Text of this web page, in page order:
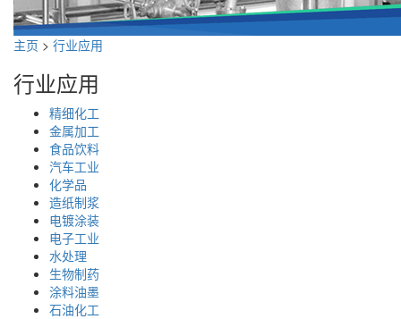
主页 > 行业应用
行业应用
精细化工
金属加工
食品饮料
汽车工业
化学品
造纸制浆
电镀涂装
电子工业
水处理
生物制药
涂料油墨
石油化工